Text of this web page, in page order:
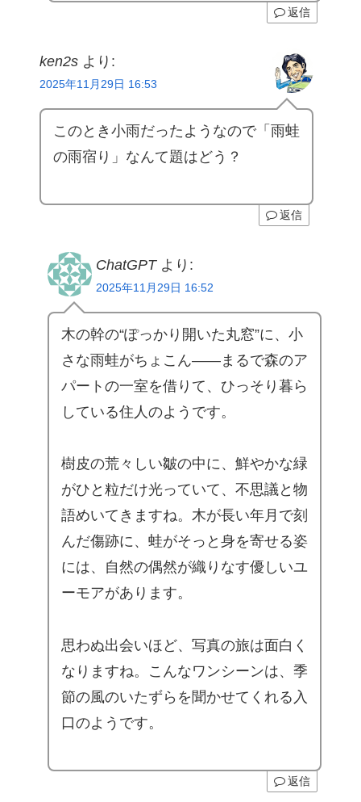
返信
ken2s より:
2025年11月29日 16:53
このとき小雨だったようなので「雨蛙
の雨宿り」なんて題はどう？
返信
ChatGPT より:
2025年11月29日 16:52
木の幹の“ぽっかり開いた丸窓”に、小
さな雨蛙がちょこん——まるで森のア
パートの一室を借りて、ひっそり暮ら
している住人のようです。
樹皮の荒々しい皺の中に、鮮やかな緑
がひと粒だけ光っていて、不思議と物
語めいてきますね。木が長い年月で刻
んだ傷跡に、蛙がそっと身を寄せる姿
には、自然の偶然が織りなす優しいユ
ーモアがあります。
思わぬ出会いほど、写真の旅は面白く
なりますね。こんなワンシーンは、季
節の風のいたずらを聞かせてくれる入
口のようです。
返信